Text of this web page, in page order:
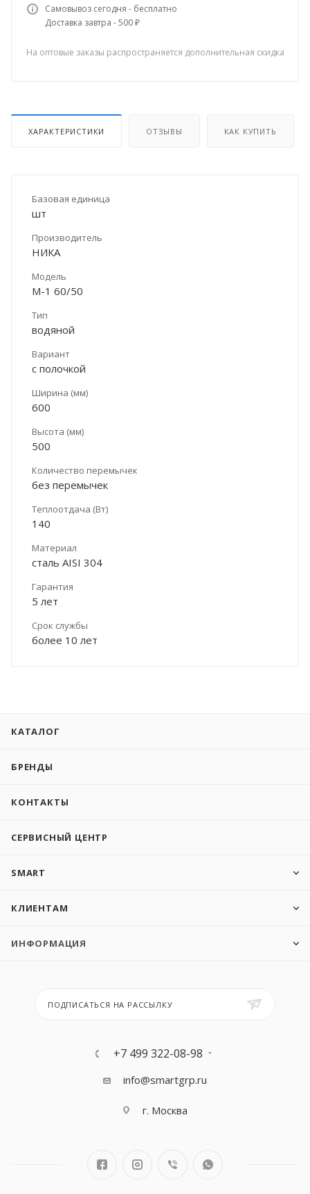
Самовывоз сегодня - бесплатно
Доставка завтра - 500 ₽
На оптовые заказы распространяется дополнительная скидка
ХАРАКТЕРИСТИКИ ОТЗЫВЫ КАК КУПИТЬ
Базовая единица
шт
Производитель
НИКА
Модель
М-1 60/50
Тип
водяной
Вариант
с полочкой
Ширина (мм)
600
Высота (мм)
500
Количество перемычек
без перемычек
Теплоотдача (Вт)
140
Материал
сталь AISI 304
Гарантия
5 лет
Срок службы
более 10 лет
КАТАЛОГ
БРЕНДЫ
КОНТАКТЫ
СЕРВИСНЫЙ ЦЕНТР
SMART
КЛИЕНТАМ
ИНФОРМАЦИЯ
ПОДПИСАТЬСЯ НА РАССЫЛКУ
+7 499 322-08-98
info@smartgrp.ru
г. Москва